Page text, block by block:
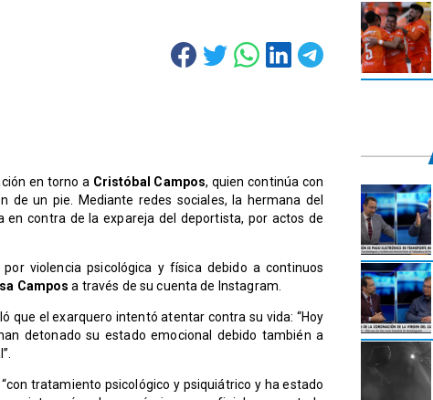
en torno a Cristóbal Campos, quien continúa con
un pie. Mediante redes sociales, la hermana del
en contra de la expareja del deportista, por actos de
violencia psicológica y física debido a continuos
Campos a través de su cuenta de Instagram.
que el exarquero intentó atentar contra su vida: “Hoy
detonado su estado emocional debido también a
tratamiento psicológico y psiquiátrico y ha estado